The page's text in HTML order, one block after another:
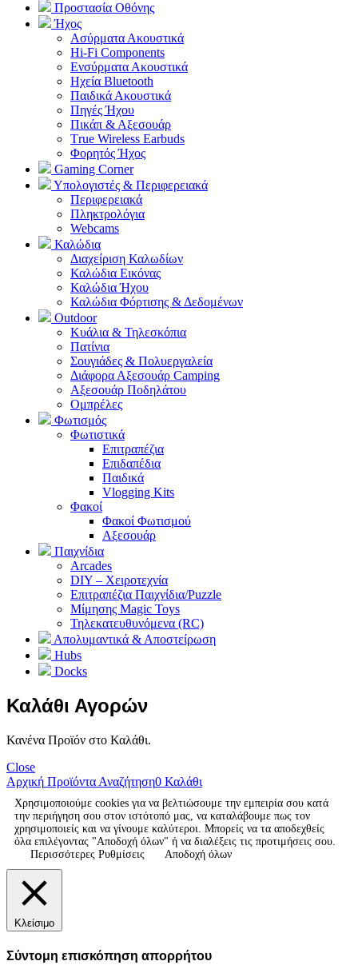
Προστασία Οθόνης
Ήχος
Ασύρματα Ακουστικά
Hi-Fi Components
Ενσύρματα Ακουστικά
Ηχεία Bluetooth
Παιδικά Ακουστικά
Πηγές Ήχου
Πικάπ & Αξεσουάρ
Τrue Wireless Earbuds
Φορητός Ήχος
Gaming Corner
Υπολογιστές & Περιφερειακά
Περιφερειακά
Πληκτρολόγια
Webcams
Καλώδια
Διαχείριση Καλωδίων
Καλώδια Εικόνας
Καλώδια Ήχου
Καλώδια Φόρτισης & Δεδομένων
Outdoor
Κυάλια & Τηλεσκόπια
Πατίνια
Σουγιάδες & Πολυεργαλεία
Διάφορα Αξεσουάρ Camping
Αξεσουάρ Ποδηλάτου
Ομπρέλες
Φωτισμός
Φωτιστικά
Επιτραπέζια
Επιδαπέδια
Παιδικά
Vlogging Kits
Φακοί
Φακοί Φωτισμού
Αξεσουάρ
Παιχνίδια
Arcades
DIY – Χειροτεχνία
Επιτραπέζια Παιχνίδια/Puzzle
Μίμησης Magic Toys
Τηλεκατευθυνόμενα (RC)
Απολυμαντικά & Αποστείρωση
Hubs
Docks
Καλάθι Αγορών
Κανένα Προϊόν στο Καλάθι.
Close
Αρχική Προϊόντα Αναζήτηση0 Καλάθι
Χρησιμοποιούμε cookies για να βελτιώσουμε την εμπειρία σου κατά
την περιήγηση σου στον ιστότοπό μας, να καταλάβουμε πως τον
χρησιμοποιείς και να γίνουμε καλύτεροι. Μπορείς να τα αποδεχθείς
όλα επιλέγοντας "Αποδοχή όλων" ή να διαλέξεις τις προτιμήσεις σου.
Περισσότερες Ρυθμίσεις
Αποδοχή όλων
Κλείσιμο
Σύντομη επισκόπηση απορρήτου